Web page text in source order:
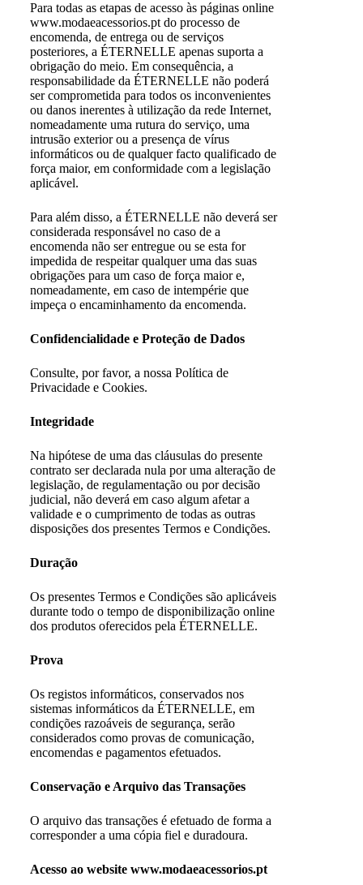
Para todas as etapas de acesso às páginas online
www.modaeacessorios.pt do processo de
encomenda, de entrega ou de serviços
posteriores, a ÉTERNELLE apenas suporta a
obrigação do meio. Em consequência, a
responsabilidade da ÉTERNELLE não poderá
ser comprometida para todos os inconvenientes
ou danos inerentes à utilização da rede Internet,
nomeadamente uma rutura do serviço, uma
intrusão exterior ou a presença de vírus
informáticos ou de qualquer facto qualificado de
força maior, em conformidade com a legislação
aplicável.
Para além disso, a ÉTERNELLE não deverá ser
considerada responsável no caso de a
encomenda não ser entregue ou se esta for
impedida de respeitar qualquer uma das suas
obrigações para um caso de força maior e,
nomeadamente, em caso de intempérie que
impeça o encaminhamento da encomenda.
Confidencialidade e Proteção de Dados
Consulte, por favor, a nossa Política de
Privacidade e Cookies.
Integridade
Na hipótese de uma das cláusulas do presente
contrato ser declarada nula por uma alteração de
legislação, de regulamentação ou por decisão
judicial, não deverá em caso algum afetar a
validade e o cumprimento de todas as outras
disposições dos presentes Termos e Condições.
Duração
Os presentes Termos e Condições são aplicáveis
durante todo o tempo de disponibilização online
dos produtos oferecidos pela ÉTERNELLE.
Prova
Os registos informáticos, conservados nos
sistemas informáticos da ÉTERNELLE, em
condições razoáveis de segurança, serão
considerados como provas de comunicação,
encomendas e pagamentos efetuados.
Conservação e Arquivo das Transações
O arquivo das transações é efetuado de forma a
corresponder a uma cópia fiel e duradoura.
Acesso ao website www.modaeacessorios.pt